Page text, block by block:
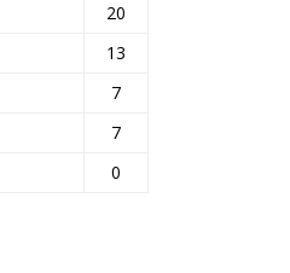
20
13
7
7
0